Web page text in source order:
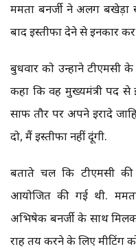
ममता बनर्जी ने अलग बखेड़ा
बाद इस्तीफा देने से इनकार कर
बुधवार को उन्होंने
कहा कि वह मुख्यमंत्री पद से
साफ तौर पर अपने इरादे
दो, मैं इस्तीफा नहीं दूंगी.
बताते चलें कि टीएमसी की
आयोजित की गई थी.
अभिषेक बनर्जी के साथ
राह तय करने के लिए मीटिंग